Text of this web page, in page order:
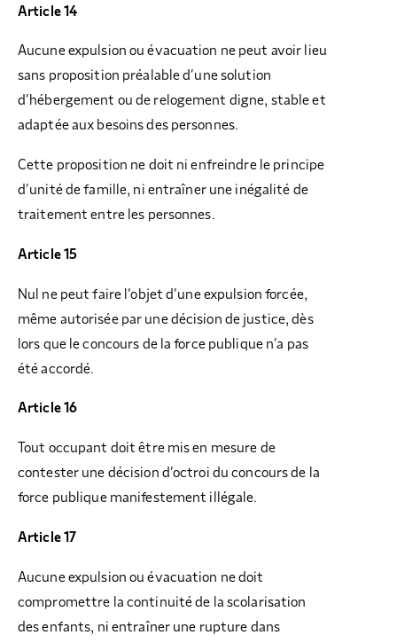
Article 14
Aucune expulsion ou évacuation ne peut avoir lieu
sans proposition préalable d’une solution
d’hébergement ou de relogement digne, stable et
adaptée aux besoins des personnes.
Cette proposition ne doit ni enfreindre le principe
d’unité de famille, ni entraîner une inégalité de
traitement entre les personnes.
Article 15
Nul ne peut faire l’objet d’une expulsion forcée,
même autorisée par une décision de justice, dès
lors que le concours de la force publique n’a pas
été accordé.
Article 16
Tout occupant doit être mis en mesure de
contester une décision d’octroi du concours de la
force publique manifestement illégale.
Article 17
Aucune expulsion ou évacuation ne doit
compromettre la continuité de la scolarisation
des enfants, ni entraîner une rupture dans